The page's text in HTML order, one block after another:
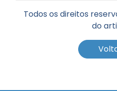
Todos os direitos
do